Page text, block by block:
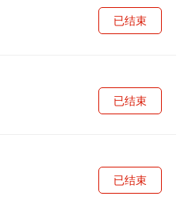
已结束
已结束
已结束